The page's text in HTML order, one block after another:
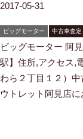
2017-05-31
ビッグモーター 中古車査
ビッグモーター 阿
駅】住所,アクセス,
わら２丁目１２）
ウトレット阿見店